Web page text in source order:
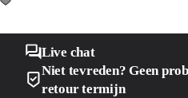
Live chat
Niet tevreden? Geen
retour termijn